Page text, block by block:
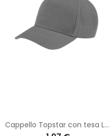
Cappello Topstar con tesa Logica grigio 100% cotone